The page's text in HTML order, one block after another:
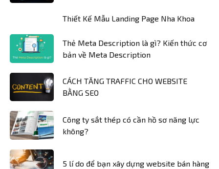
Thiết Kế Mẫu Landing Page Nha Khoa
Thẻ Meta Description là gì? Kiến thức cơ
bản về Meta Description
CÁCH TĂNG TRAFFIC CHO WEBSITE
BẰNG SEO
Công ty sắt thép có cần hồ sơ năng lực
không?
5 lí do để bạn xây dựng website bán hàng